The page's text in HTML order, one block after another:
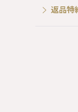
返品特